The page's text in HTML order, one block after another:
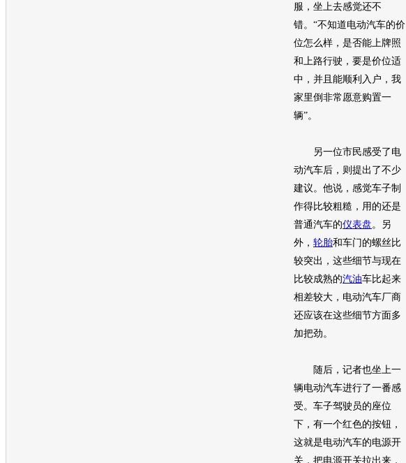
服，坐上去感觉还不
错。“不知道电动汽车的价
位怎么样，是否能上牌照
和上路行驶，要是价位适
中，并且能顺利入户，我
家里倒非常愿意购置一
辆”。
另一位市民感受了电
动汽车后，则提出了不少
建议。他说，感觉车子制
作得比较粗糙，用的还是
普通汽车的仪表盘 。另
外， 轮胎和车门的螺丝比
较突出，这些细节与现在
比较成熟的汽油车比起来
相差较大，电动汽车厂商
还应该在这些细节方面多
加把劲。
随后，记者也坐上一
辆电动汽车进行了一番感
受。车子驾驶员的座位
下，有一个红色的按钮，
这就是电动汽车的电源开
关，把电源开关拉出来，